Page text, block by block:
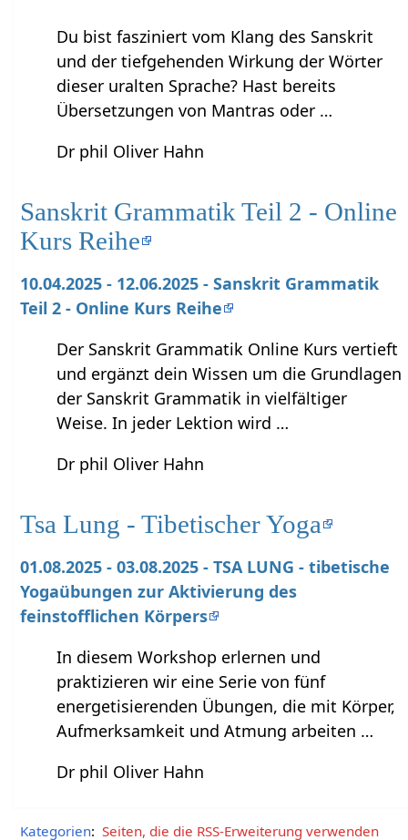
Du bist fasziniert vom Klang des Sanskrit
und der tiefgehenden Wirkung der Wörter
dieser uralten Sprache? Hast bereits
Übersetzungen von Mantras oder …
Dr phil Oliver Hahn
Sanskrit Grammatik Teil 2 - Online
Kurs Reihe
10.04.2025 - 12.06.2025 - Sanskrit Grammatik
Teil 2 - Online Kurs Reihe
Der Sanskrit Grammatik Online Kurs vertieft
und ergänzt dein Wissen um die Grundlagen
der Sanskrit Grammatik in vielfältiger
Weise. In jeder Lektion wird …
Dr phil Oliver Hahn
Tsa Lung - Tibetischer Yoga
01.08.2025 - 03.08.2025 - TSA LUNG - tibetische
Yogaübungen zur Aktivierung des
feinstofflichen Körpers
In diesem Workshop erlernen und
praktizieren wir eine Serie von fünf
energetisierenden Übungen, die mit Körper,
Aufmerksamkeit und Atmung arbeiten …
Dr phil Oliver Hahn
Kategorien: Seiten, die die RSS-Erweiterung verwenden